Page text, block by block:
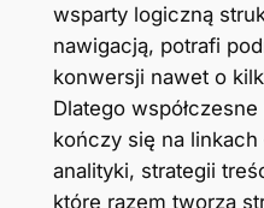
wsparty logiczną
nawigacją, potrafi
konwersji nawet o
Dlatego
kończy się na
analityki, strategii
które razem tworzą